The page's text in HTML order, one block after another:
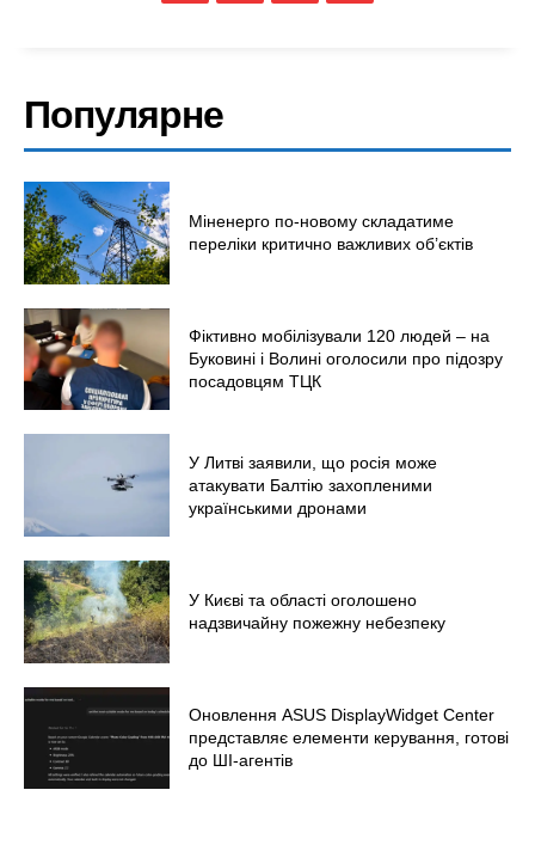
Меню
Київ
Україна
Економіка
Політика
Світ
Технології
Війна
Популярне
Міненерго по-новому складатиме
переліки критично важливих об’єктів
Фіктивно мобілізували 120 людей – на
Буковині і Волині оголосили про підозру
посадовцям ТЦК
У Литві заявили, що росія може
атакувати Балтію захопленими
українськими дронами
У Києві та області оголошено
надзвичайну пожежну небезпеку
Оновлення ASUS DisplayWidget Center
представляє елементи керування, готові
до ШІ-агентів